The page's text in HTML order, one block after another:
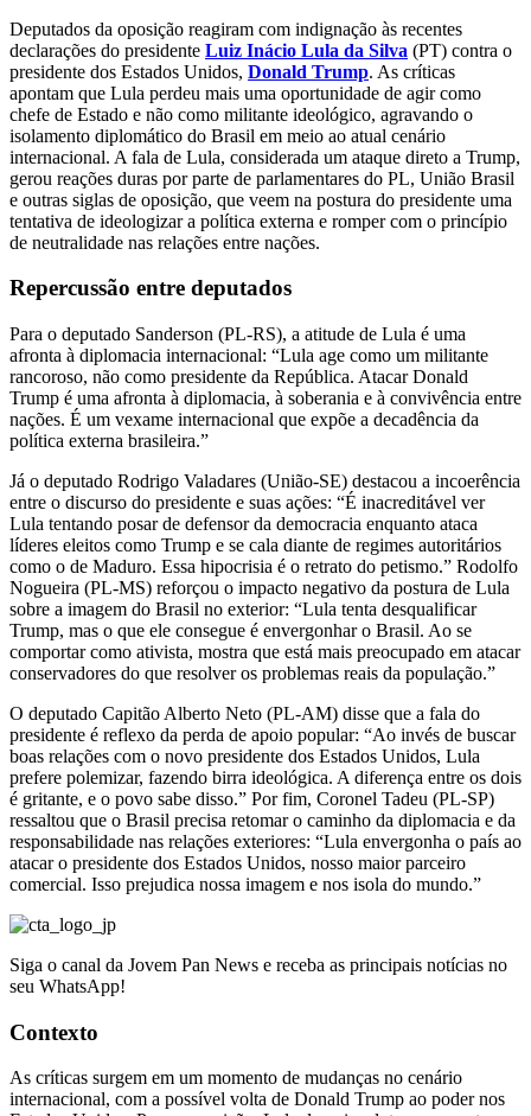
Deputados da oposição reagiram com indignação às recentes
declarações do presidente Luiz Inácio Lula da Silva (PT) contra o
presidente dos Estados Unidos, Donald Trump. As críticas
apontam que Lula perdeu mais uma oportunidade de agir como
chefe de Estado e não como militante ideológico, agravando o
isolamento diplomático do Brasil em meio ao atual cenário
internacional. A fala de Lula, considerada um ataque direto a Trump,
gerou reações duras por parte de parlamentares do PL, União Brasil
e outras siglas de oposição, que veem na postura do presidente uma
tentativa de ideologizar a política externa e romper com o princípio
de neutralidade nas relações entre nações.
Repercussão entre deputados
Para o deputado Sanderson (PL-RS), a atitude de Lula é uma
afronta à diplomacia internacional: “Lula age como um militante
rancoroso, não como presidente da República. Atacar Donald
Trump é uma afronta à diplomacia, à soberania e à convivência entre
nações. É um vexame internacional que expõe a decadência da
política externa brasileira.”
Já o deputado Rodrigo Valadares (União-SE) destacou a incoerência
entre o discurso do presidente e suas ações: “É inacreditável ver
Lula tentando posar de defensor da democracia enquanto ataca
líderes eleitos como Trump e se cala diante de regimes autoritários
como o de Maduro. Essa hipocrisia é o retrato do petismo.” Rodolfo
Nogueira (PL-MS) reforçou o impacto negativo da postura de Lula
sobre a imagem do Brasil no exterior: “Lula tenta desqualificar
Trump, mas o que ele consegue é envergonhar o Brasil. Ao se
comportar como ativista, mostra que está mais preocupado em atacar
conservadores do que resolver os problemas reais da população.”
O deputado Capitão Alberto Neto (PL-AM) disse que a fala do
presidente é reflexo da perda de apoio popular: “Ao invés de buscar
boas relações com o novo presidente dos Estados Unidos, Lula
prefere polemizar, fazendo birra ideológica. A diferença entre os dois
é gritante, e o povo sabe disso.” Por fim, Coronel Tadeu (PL-SP)
ressaltou que o Brasil precisa retomar o caminho da diplomacia e da
responsabilidade nas relações exteriores: “Lula envergonha o país ao
atacar o presidente dos Estados Unidos, nosso maior parceiro
comercial. Isso prejudica nossa imagem e nos isola do mundo.”
Siga o canal da Jovem Pan News e receba as principais notícias no
seu WhatsApp!
Contexto
As críticas surgem em um momento de mudanças no cenário
internacional, com a possível volta de Donald Trump ao poder nos